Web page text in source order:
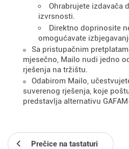
Ohrabrujete izdavača
izvrsnosti.
Direktno doprinosite
omogućavate
Sa pristupačnim
mjesečno, Mailo nudi jedno
rješenja na tržištu.
Odabirom Mailo,
suverenog rješenja, koje
predstavlja alternativu
Prečice na tastaturi